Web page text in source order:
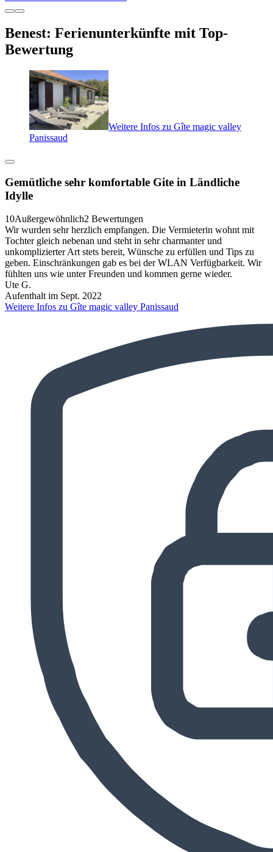
Benest: Ferienunterkünfte mit Top-
Bewertung
Weitere Infos zu Gîte magic valley
Panissaud
Gemütliche sehr komfortable Gite in Ländliche
Idylle
10Außergewöhnlich2 Bewertungen
Wir wurden sehr herzlich empfangen. Die Vermieterin wohnt mit
Tochter gleich nebenan und steht in sehr charmanter und
unkomplizierter Art stets bereit, Wünsche zu erfüllen und Tips zu
geben. Einschränkungen gab es bei der WLAN Verfügbarkeit. Wir
fühlten uns wie unter Freunden und kommen gerne wieder.
Ute G.
Aufenthalt im Sept. 2022
Weitere Infos zu Gîte magic valley Panissaud